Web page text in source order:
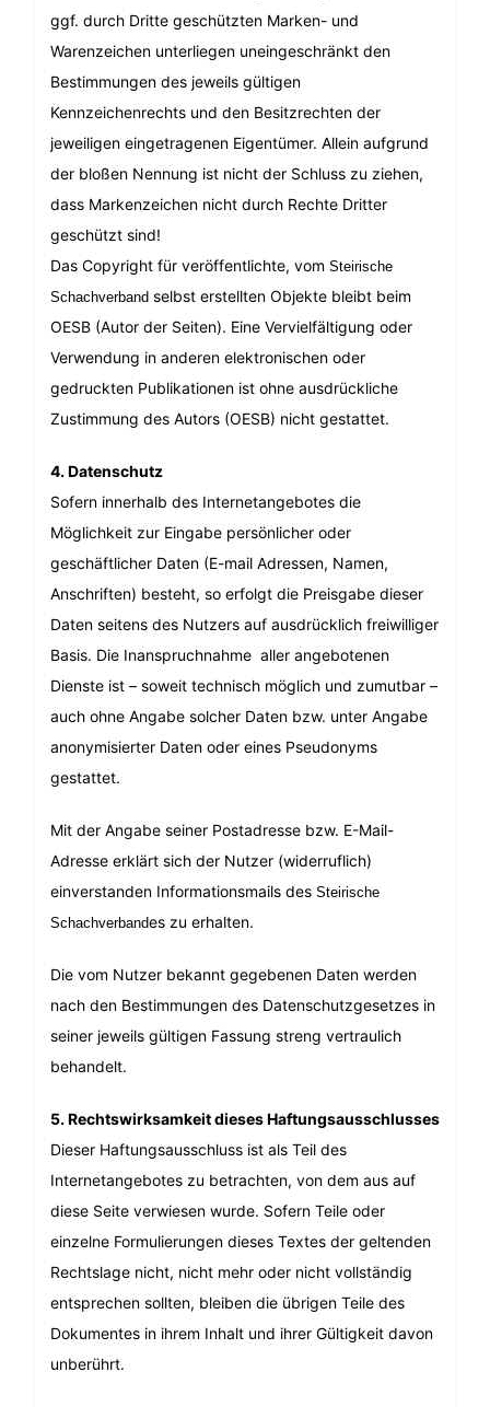
ggf. durch Dritte geschützten Marken- und
Warenzeichen unterliegen uneingeschränkt den
Bestimmungen des jeweils gültigen
Kennzeichenrechts und den Besitzrechten der
jeweiligen eingetragenen Eigentümer. Allein aufgrund
der bloßen Nennung ist nicht der Schluss zu ziehen,
dass Markenzeichen nicht durch Rechte Dritter
geschützt sind!
Das Copyright für veröffentlichte, vom Steirische
Schachverband selbst erstellten Objekte bleibt beim
OESB (Autor der Seiten). Eine Vervielfältigung oder
Verwendung in anderen elektronischen oder
gedruckten Publikationen ist ohne ausdrückliche
Zustimmung des Autors (OESB) nicht gestattet.
4. Datenschutz
Sofern innerhalb des Internetangebotes die
Möglichkeit zur Eingabe persönlicher oder
geschäftlicher Daten (E-mail Adressen, Namen,
Anschriften) besteht, so erfolgt die Preisgabe dieser
Daten seitens des Nutzers auf ausdrücklich freiwilliger
Basis. Die Inanspruchnahme aller angebotenen
Dienste ist – soweit technisch möglich und zumutbar –
auch ohne Angabe solcher Daten bzw. unter Angabe
anonymisierter Daten oder eines Pseudonyms
gestattet.
Mit der Angabe seiner Postadresse bzw. E-Mail-
Adresse erklärt sich der Nutzer (widerruflich)
einverstanden Informationsmails des Steirische
Schachverbandes zu erhalten.
Die vom Nutzer bekannt gegebenen Daten werden
nach den Bestimmungen des Datenschutzgesetzes in
seiner jeweils gültigen Fassung streng vertraulich
behandelt.
5. Rechtswirksamkeit dieses Haftungsausschlusses
Dieser Haftungsausschluss ist als Teil des
Internetangebotes zu betrachten, von dem aus auf
diese Seite verwiesen wurde. Sofern Teile oder
einzelne Formulierungen dieses Textes der geltenden
Rechtslage nicht, nicht mehr oder nicht vollständig
entsprechen sollten, bleiben die übrigen Teile des
Dokumentes in ihrem Inhalt und ihrer Gültigkeit davon
unberührt.